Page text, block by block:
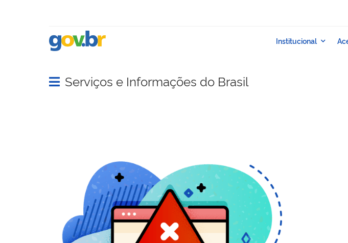
Abrir menu principal de navegação
Serviços e Informações do Brasil